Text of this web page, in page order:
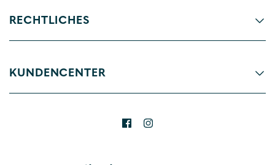
RECHTLICHES
KUNDENCENTER